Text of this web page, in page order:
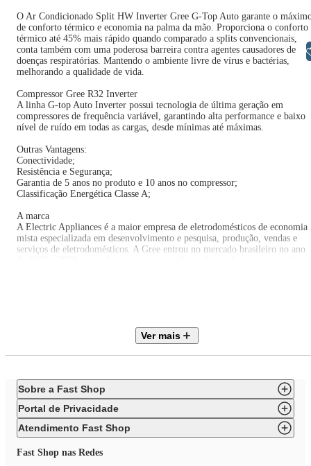
O Ar Condicionado Split HW Inverter Gree G-Top Auto garante o
de conforto térmico e economia na palma da mão. Proporciona o conforto
térmico até 45% mais rápido quando comparado a splits convencionais,
conta também com uma poderosa barreira contra agentes causadores de
doenças respiratórias. Mantendo o ambiente livre de vírus e bactérias,
melhorando a qualidade de vida.
Compressor Gree R32 Inverter
A linha G-top Auto Inverter possui tecnologia de última geração em
compressores de frequência variável, garantindo alta performance e baixo
nível de ruído em todas as cargas, desde mínimas até máximas.
Outras Vantagens:
Conectividade;
Resistência e Segurança;
Garantia de 5 anos no produto e 10 anos no compressor;
Classificação Energética Classe A;
A marca
A Electric Appliances é a maior empresa de eletrodomésticos de economia
mista especializada em desenvolvimento e pesquisa, produção, vendas e
serviços de eletrodomésticos. A Gree entrou no mercado brasileiro no ano
Gás Refrigerante: R-32
Possui Wi-Fi?: Sim
Certificado de Homologação Anatel: 069152304076
Área do Ambiente (m²): 15
Sistema de Fase: Monofásico
Ponto de Instalação Elétrica: Condensadora
Índice IDRS: 6,0
Capacidade de Refrigeração (BTU/h): 9.000
Ver mais
Sobre a Fast Shop
Portal de Privacidade
Atendimento Fast Shop
Fast Shop nas Redes
Libras